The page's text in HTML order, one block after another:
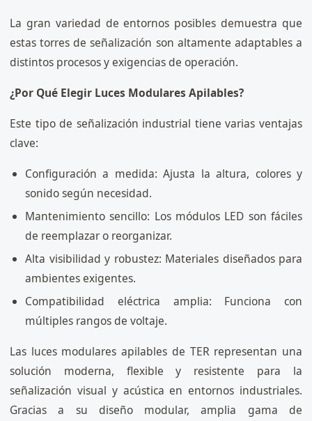
La gran variedad de entornos posibles demuestra que
estas torres de señalización son altamente adaptables a
distintos procesos y exigencias de operación.
¿Por Qué Elegir Luces Modulares Apilables?
Este tipo de señalización industrial tiene varias ventajas
clave:
Configuración a medida: Ajusta la altura, colores y
sonido según necesidad.
Mantenimiento sencillo: Los módulos LED son fáciles
de reemplazar o reorganizar.
Alta visibilidad y robustez: Materiales diseñados para
ambientes exigentes.
Compatibilidad eléctrica amplia: Funciona con
múltiples rangos de voltaje.
Las luces modulares apilables de TER representan una
solución moderna, flexible y resistente para la
señalización visual y acústica en entornos industriales.
Gracias a su diseño modular, amplia gama de